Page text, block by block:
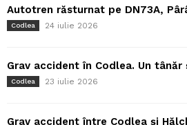
Autotren răsturnat pe DN73A,
Codlea 24 iulie 2026
Grav accident în Codlea. Un
Codlea 23 iulie 2026
Grav accident între Codlea și